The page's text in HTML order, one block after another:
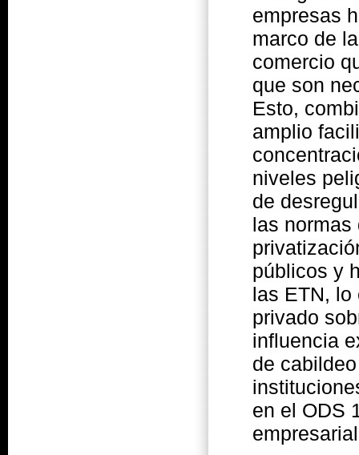
empresas
marco de
comercio
que son
Esto,
amplio
niveles
de
las normas
públicos y
las ETN, lo
privado
influencia
de
en el ODS